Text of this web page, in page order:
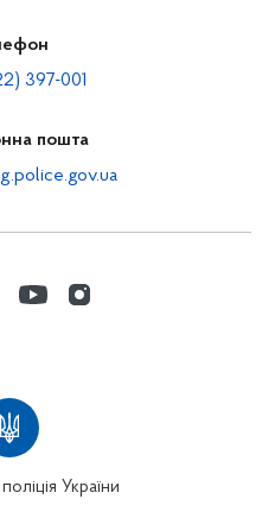
397-001
пошта
України